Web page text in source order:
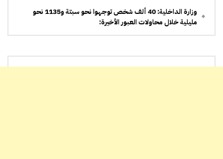
وزارة الداخلية: 40 ألف شخص توجهوا نحو سبتة و1135 نحو
مليلية خلال محاولات العبور الأخيرة: